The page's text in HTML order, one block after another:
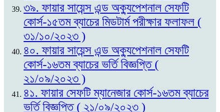
৩৯. ফায়ার সায়েন্স এন্ড অক্যুপেশনাল সেফটি
কোর্স-১৫তম ব্যাচের মিডটার্ম পরীক্ষার ফলাফল (
৩১/১০/২০২৩ )
৪০. ফায়ার সায়েন্স এন্ড অক্যুপেশনাল সেফটি
কোর্স-১৬তম ব্যাচের ভর্তি বিজ্ঞপ্তি (
২১/০৯/২০২৩ )
৪১. ফায়ার সেফটি ম্যানেজার কোর্স-১৬তম ব্যাচের
ভর্তি বিজ্ঞপ্তি ( ২১/০৯/২০২৩ )